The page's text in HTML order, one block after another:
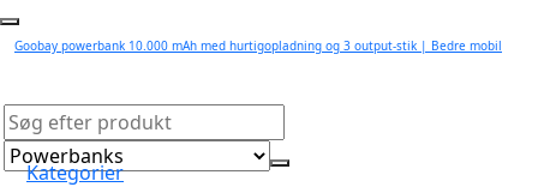
Goobay powerbank 10.000 mAh med hurtigopladning og 3 output-stik | Bedre mobil
Kategorier